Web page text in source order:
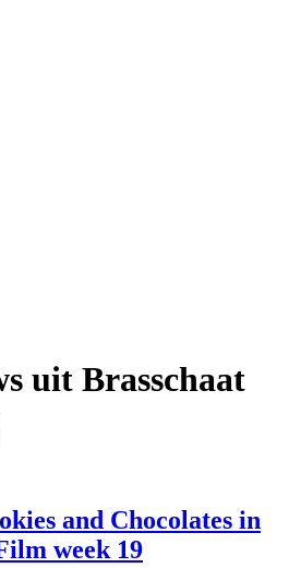
uit Brasschaat
and Chocolates in
week 19